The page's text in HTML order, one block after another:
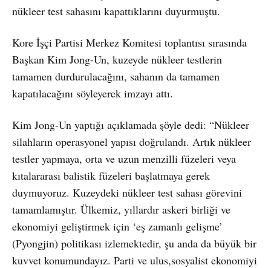
nükleer test sahasını kapattıklarını duyurmuştu.
Kore İşçi Partisi Merkez Komitesi toplantısı sırasında
Başkan Kim Jong-Un, kuzeyde nükleer testlerin
tamamen durdurulacağını, sahanın da tamamen
kapatılacağını söyleyerek imzayı attı.
Kim Jong-Un yaptığı açıklamada şöyle dedi: “Nükleer
silahların operasyonel yapısı doğrulandı. Artık nükleer
testler yapmaya, orta ve uzun menzilli füzeleri veya
kıtalararası balistik füzeleri başlatmaya gerek
duymuyoruz. Kuzeydeki nükleer test sahası görevini
tamamlamıştır. Ülkemiz, yıllardır askeri birliği ve
ekonomiyi geliştirmek için ‘eş zamanlı gelişme’
(Pyongjin) politikası izlemektedir, şu anda da büyük bir
kuvvet konumundayız. Parti ve ulus,sosyalist ekonomiyi